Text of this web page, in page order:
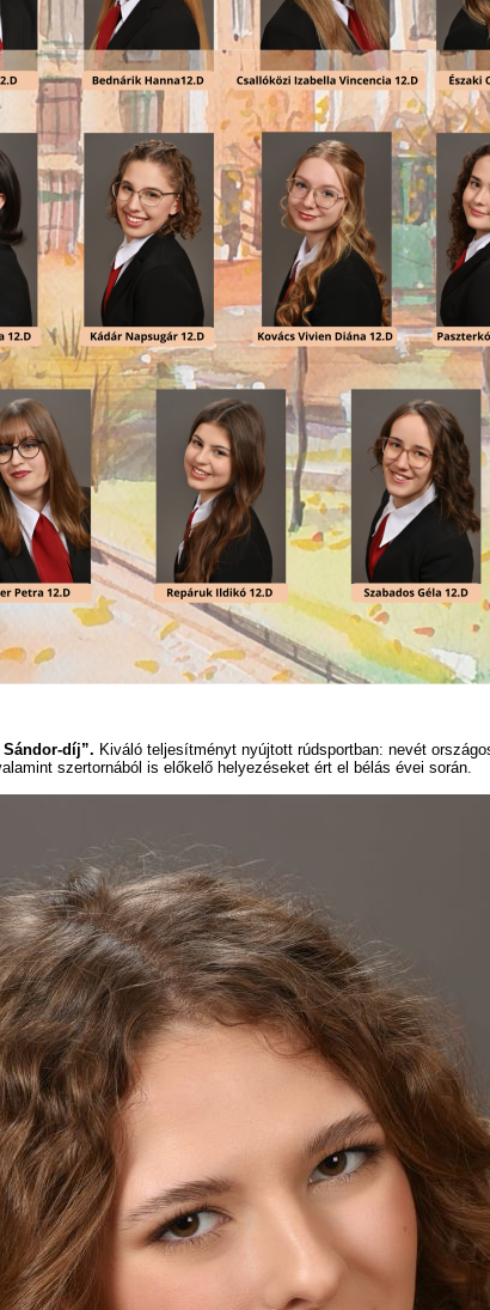
díj”. Kiváló teljesítményt nyújtott rúdsportban: nevét
szertornából is előkelő helyezéseket ért el bélás évei során.